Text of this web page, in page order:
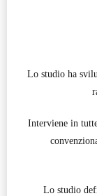
Lo studio ha
Interviene in
Lo studio